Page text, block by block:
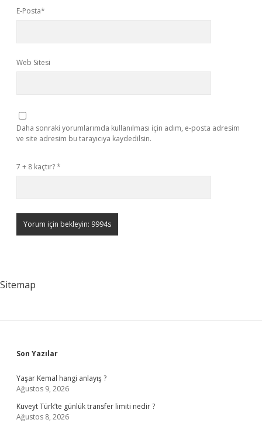
E-Posta*
Web Sitesi
Daha sonraki yorumlarımda kullanılması için adım, e-posta adresim
ve site adresim bu tarayıcıya kaydedilsin.
7 + 8 kaçtır?*
Sitemap
Sidebar
Son Yazılar
Yaşar Kemal hangi anlayış ?
Ağustos 9, 2026
Kuveyt Türk’te günlük transfer limiti nedir ?
Ağustos 8, 2026